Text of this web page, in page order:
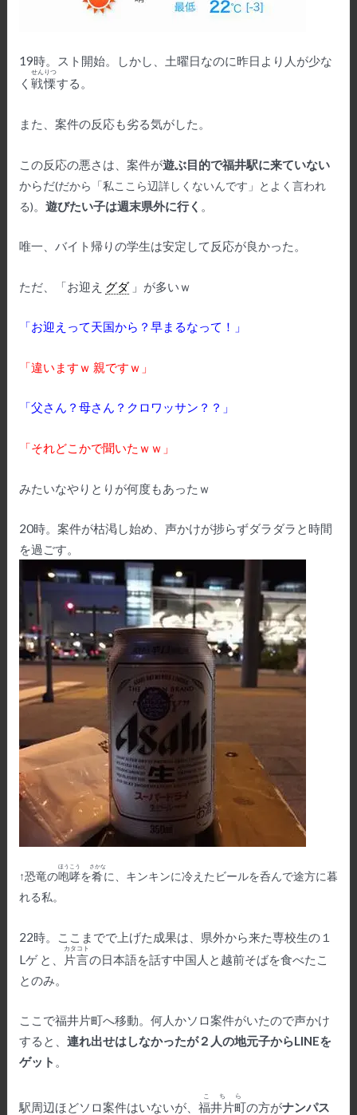
19時。スト開始。しかし、土曜日なのに昨日より人が少な
く 戦慄
せんりつ
する。
また、案件の反応も劣る気がした。
この反応の悪さは、案件が遊ぶ目的で福井駅に来ていない
からだ(だから「私ここら辺詳しくないんです」とよく言われ
る)
遊びたい子は週末県外に行く
唯一、バイト帰りの学生は安定して反応が良かった。
ただ、「お迎え グダ」が多いｗ
「お迎えって天国から？早まるなって！」
「違いますｗ 親ですｗ」
「父さん？母さん？クロワッサン？？」
「それどこかで聞いたｗｗ」
みたいなやりとりが何度もあったｗ
20時。案件が枯渇し始め、声かけが捗らずダラダラと時間
を過ごす。
↑恐竜の咆哮
ほうこう
を肴
さかな
に、キンキンに冷えたビールを呑んで途方に暮
れる私。
22時。ここまでで上げた成果は、県外から来た専校生の１
Lゲ と、
片言
カタコト
の日本語を話す中国人と越前そばを食べたこ
とのみ。
ここで福井片町へ移動。何人かソロ案件がいたので声かけ
すると、 連れ出せはしなかったが２人の地元子からLINEを
ゲット 。
駅周辺ほどソロ案件はいないが、 福井片町
こちら
の方がナンパス